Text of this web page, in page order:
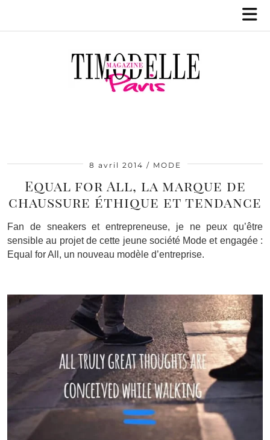
8 avril 2014 MODE
Equal for All, la marque de
chaussure éthique et tendance
Fan de sneakers et entrepreneuse, je ne peux qu’être
sensible au projet de cette jeune société Mode et engagée :
Equal for All, un nouveau modèle d’entreprise.